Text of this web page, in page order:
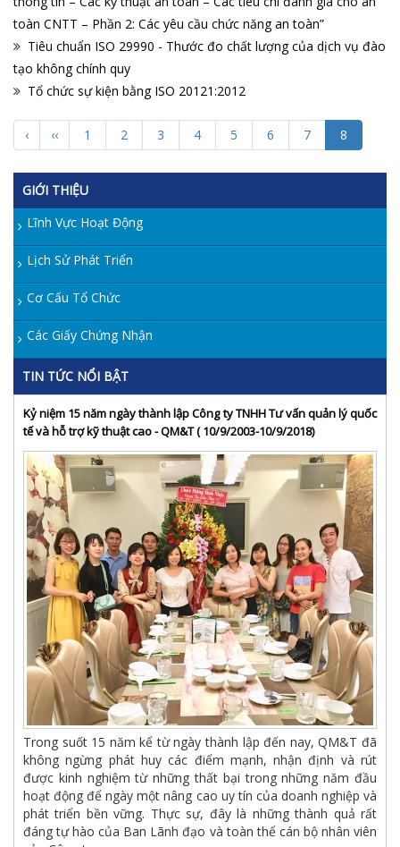
toàn CNTT – Phần 2: Các yêu cầu chức năng an toàn”
Tiêu chuẩn ISO 29990 - Thước đo chất lượng của dịch vụ đào
tạo không chính quy
Tổ chức sự kiện bằng ISO 20121:2012
‹ ‹‹ 1 2 3 4 5 6 7 8
GIỚI THIỆU
Lĩnh Vực Hoạt Động
Lịch Sử Phát Triển
Cơ Cấu Tổ Chức
Các Giấy Chứng Nhận
TIN TỨC NỔI BẬT
Kỷ niệm 15 năm ngày thành lập Công ty TNHH Tư vấn quản lý quốc
tế và hỗ trợ kỹ thuật cao - QM&T ( 10/9/2003-10/9/2018)
Trong suốt 15 năm kể từ ngày thành lập đến nay, QM&T đã
không ngừng phát huy các điểm mạnh, nhận định và rút
được kinh nghiệm từ những thất bại trong những năm đầu
hoạt động để ngày một nâng cao uy tín của doanh nghiệp và
phát triển bền vững. Thực sự, đây là những thành quả rất
đáng tự hào của Ban Lãnh đạo và toàn thể cán bộ nhân viên